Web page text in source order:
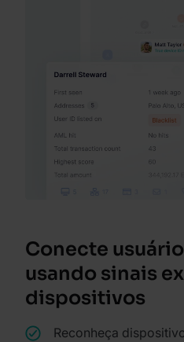
Conecte
usando sinais
dispositivos
Reconheça